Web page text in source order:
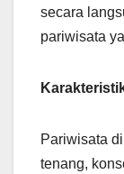
secara
pariwisata
Pariwisata
tenang,